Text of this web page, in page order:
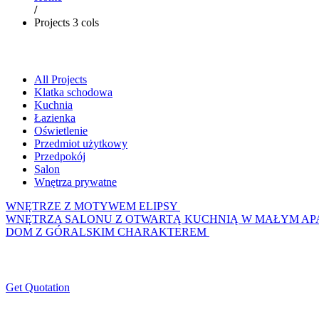
/
Projects 3 cols
All Projects
Klatka schodowa
Kuchnia
Łazienka
Oświetlenie
Przedmiot użytkowy
Przedpokój
Salon
Wnętrza prywatne
WNĘTRZE Z MOTYWEM ELIPSY
WNĘTRZA SALONU Z OTWARTĄ KUCHNIĄ W MAŁYM
DOM Z GÓRALSKIM CHARAKTEREM
Get Quotation